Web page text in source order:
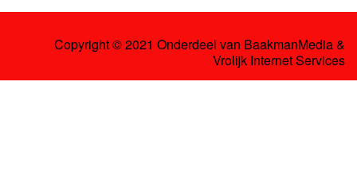
Copyright © 2021 Onderdeel van BaakmanMedia&
Vrolijk Internet Services